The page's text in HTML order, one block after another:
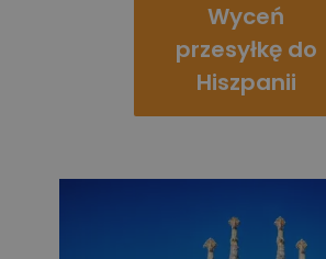
Wyceń
przesyłkę do
Hiszpanii